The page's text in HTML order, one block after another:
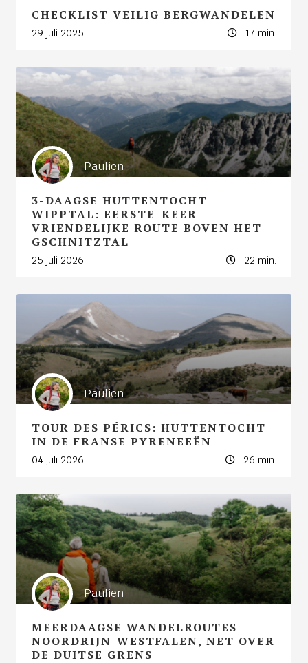
CHECKLIST VEILIG BERGWANDELEN
29 juli 2025 17 min.
Paulien
3-DAAGSE HUTTENTOCHT
WIPPTAL: EERSTE-KEER-
VRIENDELIJKE ROUTE BOVEN HET
GSCHNITZTAL
25 juli 2026 22 min.
Paulien
TOUR DES PÉRICS: HUTTENTOCHT
IN DE FRANSE PYRENEEËN
04 juli 2026 26 min.
Paulien
MEERDAAGSE WANDELROUTES
NOORDRIJN-WESTFALEN, NET OVER
DE DUITSE GRENS